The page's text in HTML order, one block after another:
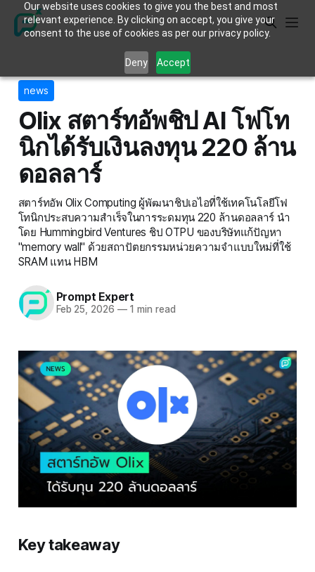
Our website uses cookies to give you the best and most
relevant experience. By clicking on accept, you give your
consent to the use of cookies as per our privacy policy.
Deny Accept
news
Olix สตาร์ทอัพชิป AI โฟโท
นิกได้รับเงินลงทุน 220 ล้าน
ดอลลาร์
สตาร์ทอัพ Olix Computing ผู้พัฒนาชิปเอไอที่ใช้เทคโนโลยีโฟ
โทนิกประสบความสำเร็จในการระดมทุน 220 ล้านดอลลาร์ นำ
โดย Hummingbird Ventures ชิป OTPU ของบริษัทแก้ปัญหา
"memory wall" ด้วยสถาปัตยกรรมหน่วยความจำแบบใหม่ที่ใช้
SRAM แทน HBM
Prompt Expert
Feb 25, 2026 —1 min read
Key takeaway